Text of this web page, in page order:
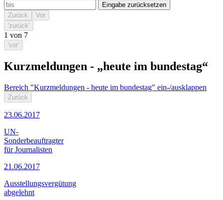
Eingabe zurücksetzen
Zurück
Vor
'zurück'
1 von 7
'vor'
Kurzmeldungen - „heute im bundestag“
Bereich "Kurzmeldungen - heute im bundestag" ein-/ausklappen
Zurück
23.06.2017
UN-
Sonderbeauftragter
für Journalisten
21.06.2017
Ausstellungsvergütung
abgelehnt